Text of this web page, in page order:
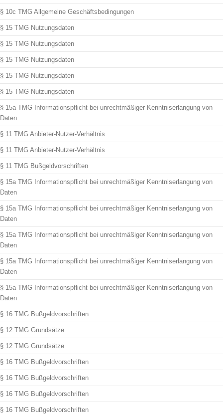
§ 10c TMG Allgemeine Geschäftsbedingungen
§ 15 TMG Nutzungsdaten
§ 15 TMG Nutzungsdaten
§ 15 TMG Nutzungsdaten
§ 15 TMG Nutzungsdaten
§ 15 TMG Nutzungsdaten
§ 15a TMG Informationspflicht bei unrechtmäßiger Kenntniserlangung von
Daten
§ 11 TMG Anbieter-Nutzer-Verhältnis
§ 11 TMG Anbieter-Nutzer-Verhältnis
§ 11 TMG Bußgeldvorschriften
§ 15a TMG Informationspflicht bei unrechtmäßiger Kenntniserlangung von
Daten
§ 15a TMG Informationspflicht bei unrechtmäßiger Kenntniserlangung von
Daten
§ 15a TMG Informationspflicht bei unrechtmäßiger Kenntniserlangung von
Daten
§ 15a TMG Informationspflicht bei unrechtmäßiger Kenntniserlangung von
Daten
§ 15a TMG Informationspflicht bei unrechtmäßiger Kenntniserlangung von
Daten
§ 16 TMG Bußgeldvorschriften
§ 12 TMG Grundsätze
§ 12 TMG Grundsätze
§ 16 TMG Bußgeldvorschriften
§ 16 TMG Bußgeldvorschriften
§ 16 TMG Bußgeldvorschriften
§ 16 TMG Bußgeldvorschriften